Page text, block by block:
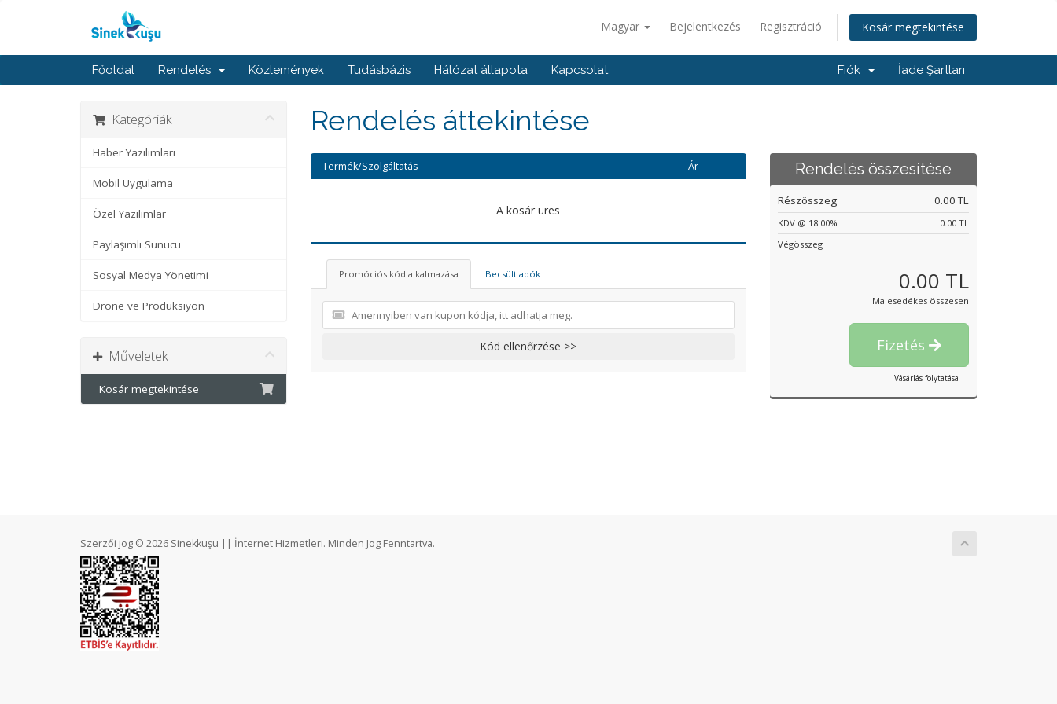
Magyar Bejelentkezés Regisztráció Kosár megtekintése
Főoldal Rendelés Közlemények Tudásbázis Hálózat állapota Kapcsolat Fiók İade Şartları
Rendelés áttekintése
Kategóriák
Haber Yazılımları
Mobil Uygulama
Özel Yazılımlar
Paylaşımlı Sunucu
Sosyal Medya Yönetimi
Drone ve Prodüksiyon
Műveletek
Kosár megtekintése
Termék/Szolgáltatás Ár
A kosár üres
Promóciós kód alkalmazása Becsült adók
Kód ellenőrzése >>
Rendelés összesítése
Részösszeg 0.00 TL
KDV @ 18.00%
0.00 TL
Végösszeg
0.00 TL
Ma esedékes összesen
Fizetés
Vásárlás folytatása
Szerzői jog © 2026 Sinekkuşu || İnternet Hizmetleri. Minden Jog Fenntartva.